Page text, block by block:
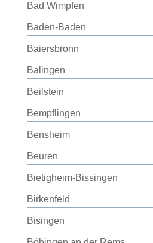
Bad Wimpfen
Baden-Baden
Baiersbronn
Balingen
Beilstein
Bempflingen
Bensheim
Beuren
Bietigheim-Bissingen
Birkenfeld
Bisingen